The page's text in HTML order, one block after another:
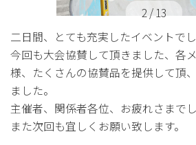
2/13
二日間、とても充実したイベントでし
今回も大会協賛して頂きました、各
様、たくさんの協賛品を提供して頂
ました。
主催者、関係者各位、お疲れさまでし
また次回も宜しくお願い致します。